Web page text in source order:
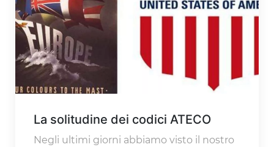
La solitudine dei codici ATECO
Negli ultimi giorni abbiamo visto il nostro